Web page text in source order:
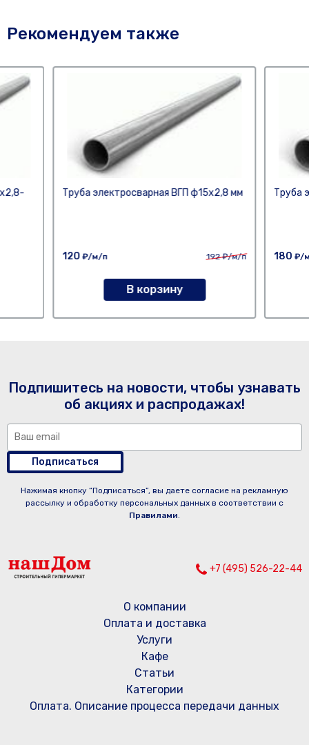
Рекомендуем также
Труба электросварная ВГП ф15х2,8 мм
120 ₽/м/п 192₽/м/п
В корзину
Труба
180 ₽/
Подпишитесь на новости, чтобы узнавать
об акциях и распродажах!
Подписаться
Нажимая кнопку “Подписаться”, вы даете согласие на рекламную
рассылку и обработку персональных данных в соответствии с
Правилами.
+7 (495) 526-22-44
О компании
Оплата и доставка
Услуги
Кафе
Статьи
Категории
Оплата. Описание процесса передачи данных